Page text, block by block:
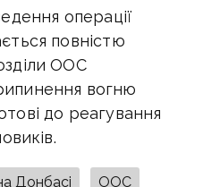
операції
повністю
ООС
вогню
до реагування
Донбасі ООС